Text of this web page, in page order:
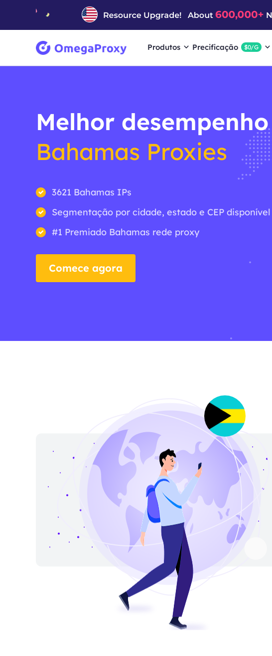
Produtos Precificação $0/G
Melhor desempenho
Bahamas Proxies
3621 Bahamas IPs
Segmentação por cidade, estado e CEP disponível
#1 Premiado Bahamas rede proxy
Comece agora